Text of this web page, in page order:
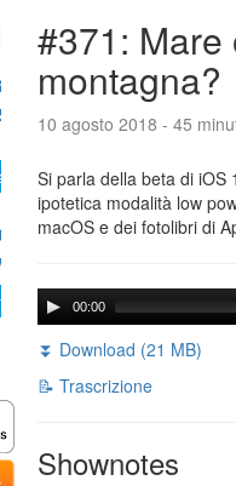
#371: Mare
montagna?
10 agosto 2018 - 45
Si parla della beta di iOS
ipotetica modalità low
macOS e dei fotolibri di
00:00
⏬ Download (21 MB)
📝 Trascrizione
Shownotes